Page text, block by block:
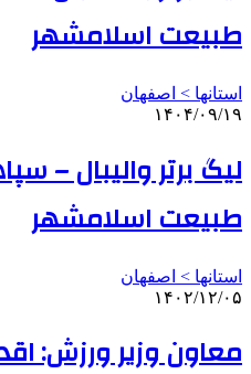
طبیعت اسلامشهر
استانها > اصفهان
۱۴۰۴/۰۹/۱۹
لیگ برتر والیبال –
طبیعت اسلامشهر
استانها > اصفهان
۱۴۰۲/۱۲/۰۵
معاون وزیر ورزش: